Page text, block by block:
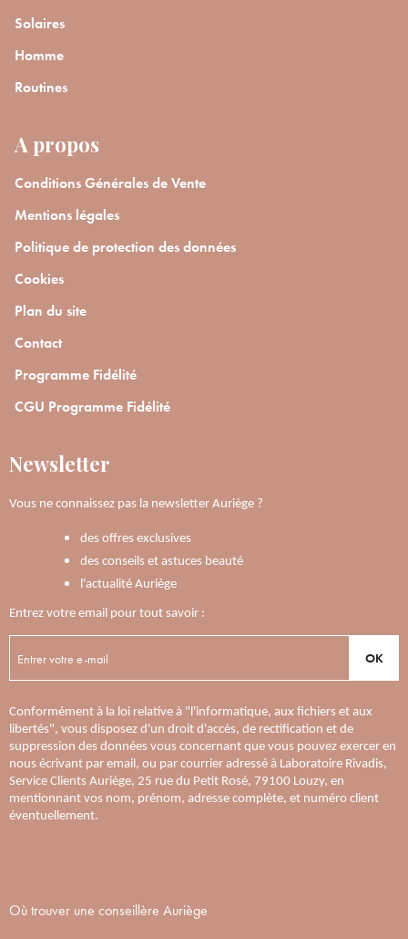
panier ?
Solaires
Homme
Routines
A propos
Conditions Générales de Vente
Mentions légales
Politique de protection des données
Cookies
Plan du site
Contact
Programme Fidélité
CGU Programme Fidélité
Newsletter
Vous ne connaissez pas la newsletter Auriège ?
des offres exclusives
des conseils et astuces beauté
l'actualité Auriège
Entrez votre email pour tout savoir :
OK
Conformément à la loi relative à "l'informatique, aux fichiers et aux
libertés", vous disposez d'un droit d'accès, de rectification et de
suppression des données vous concernant que vous pouvez exercer en
nous écrivant par email, ou par courrier adressé à Laboratoire Rivadis,
Service Clients Auriège, 25 rue du Petit Rosé, 79100 Louzy, en
mentionnant vos nom, prénom, adresse complète, et numéro client
éventuellement.
Où trouver une conseillère Auriège
En renseignant votre adresse e-mail, vous acceptez de recevoir des